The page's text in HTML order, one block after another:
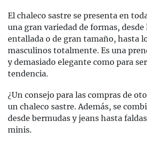
El chaleco sastre se presenta en
una gran variedad de formas,
entallada o de gran tamaño, hasta
masculinos totalmente. Es una
y demasiado elegante como para
tendencia.
¿Un consejo para las compras de
un chaleco sastre. Además, se
desde bermudas y jeans hasta
minis.